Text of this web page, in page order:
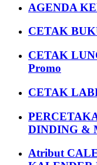
AGENDA
CETAK
CETAK
Promo
CETAK
DINDING &
Atribut